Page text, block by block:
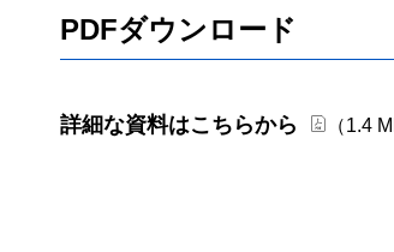
PDFダウンロード
詳細な資料はこちらから （1.4